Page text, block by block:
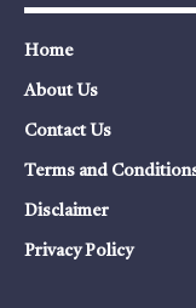
Home
About Us
Contact Us
Terms and
Disclaimer
Privacy Policy